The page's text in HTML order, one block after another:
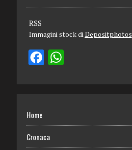
RSS
Immagini stock di Depositphotos
Home
Cronaca